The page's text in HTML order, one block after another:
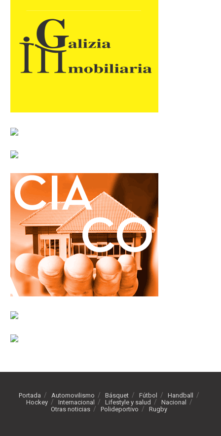
Portada Automovilismo Básquet Fútbol
Handball
Hockey
Internacional Lifestyle y salud
Nacional
Otras noticias
Polideportivo Rugby